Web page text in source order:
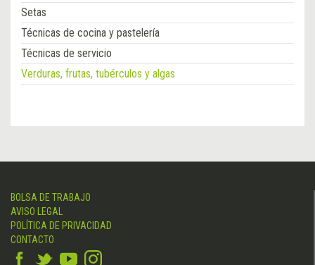
Setas
Técnicas de cocina y pastelería
Técnicas de servicio
Verduras, frutas, tubérculos y algas
BOLSA DE TRABAJO
AVISO LEGAL
POLÍTICA DE PRIVACIDAD
CONTACTO